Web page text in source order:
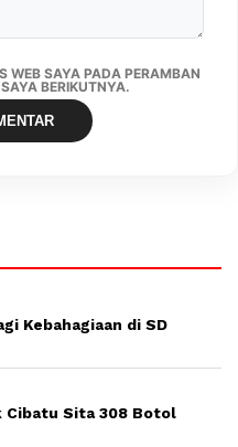
WEB SAYA PADA PERAMBAN
BERIKUTNYA.
Kebahagiaan di SD
Cibatu Sita 308 Botol